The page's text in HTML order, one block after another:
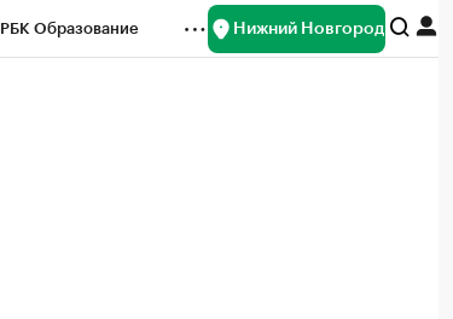
РБК Образование Нижний Новгород